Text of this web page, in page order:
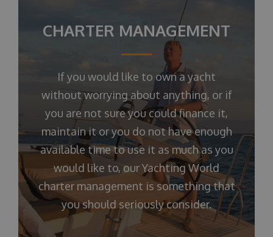
CHARTER MANAGEMENT
If you would like to own a yacht
without worrying about anything, or if
you are not sure you could finance it,
maintain it or you do not have enough
available time to use it as much as you
would like to, our Yachting World
charter management is something that
you should seriously consider.